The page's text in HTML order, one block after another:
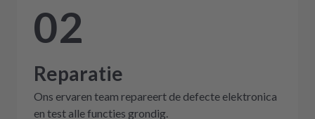
02
Reparatie
Ons ervaren team repareert de defecte elektronica
en test alle functies grondig.